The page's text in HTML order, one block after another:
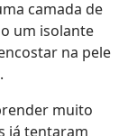
camada de
um isolante
na pele
muito
já tentaram